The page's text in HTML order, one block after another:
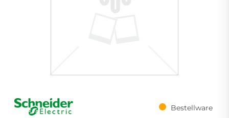
Bestellware